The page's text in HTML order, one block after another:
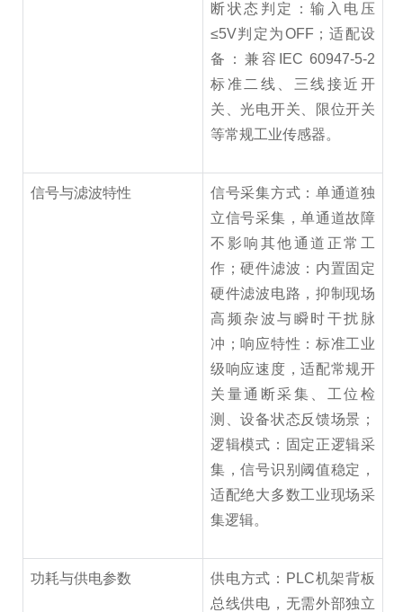
断状态判定：输入电压
≤5V判定为OFF；适配设
备：兼容IEC 60947-5-2
标准二线、三线接近开
关、光电开关、限位开关
等常规工业传感器。
信号与滤波特性
信号采集方式：单通道独
立信号采集，单通道故障
不影响其他通道正常工
作；硬件滤波：内置固定
硬件滤波电路，抑制现场
高频杂波与瞬时干扰脉
冲；响应特性：标准工业
级响应速度，适配常规开
关量通断采集、工位检
测、设备状态反馈场景；
逻辑模式：固定正逻辑采
集，信号识别阈值稳定，
适配绝大多数工业现场采
集逻辑。
功耗与供电参数
供电方式：PLC机架背板
总线供电，无需外部独立